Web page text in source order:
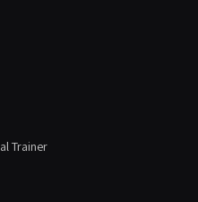
Trainer